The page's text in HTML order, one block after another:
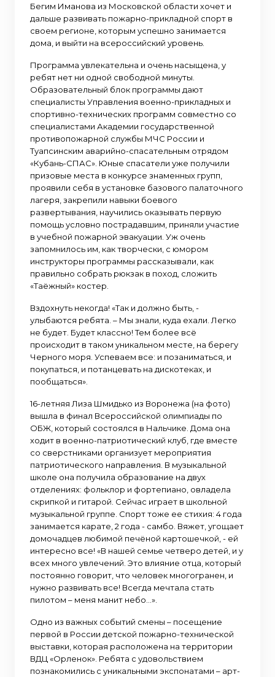
Бегим Иманова из Московской области хочет и
дальше развивать пожарно-прикладной спорт в
своем регионе, которым успешно занимается
дома, и выйти на всероссийский уровень.
Программа увлекательна и очень насыщена, у
ребят нет ни одной свободной минуты.
Образовательный блок программы дают
специалисты Управления военно-прикладных и
спортивно-технических программ совместно со
специалистами Академии государственной
противопожарной службы МЧС России и
Туапсинским аварийно-спасательным отрядом
«Кубань-СПАС». Юные спасатели уже получили
призовые места в конкурсе знаменных групп,
проявили себя в установке базового палаточного
лагеря, закрепили навыки боевого
развертывания, научились оказывать первую
помощь условно пострадавшим, приняли участие
в учебной пожарной эвакуации. Уж очень
запомнилось им, как творчески, с юмором
инструкторы программы рассказывали, как
правильно собрать рюкзак в поход, сложить
«Таёжный» костер.
Вздохнуть некогда! «Так и должно быть, -
улыбаются ребята. – Мы знали, куда ехали. Легко
не будет. Будет классно! Тем более всё
происходит в таком уникальном месте, на берегу
Черного моря. Успеваем все: и позаниматься, и
покупаться, и потанцевать на дискотеках, и
пообщаться».
16-летняя Лиза Шмидько из Воронежа (на фото)
вышла в финал Всероссийской олимпиады по
ОБЖ, который состоялся в Нальчике. Дома она
ходит в военно-патриотический клуб, где вместе
со сверстниками организует мероприятия
патриотического направления. В музыкальной
школе она получила образование на двух
отделениях: фольклор и фортепиано, овладела
скрипкой и гитарой. Сейчас играет в школьной
музыкальной группе. Спорт тоже ее стихия: 4 года
занимается карате, 2 года - самбо. Вяжет, угощает
домочадцев любимой печёной картошечкой, - ей
интересно все! «В нашей семье четверо детей, и у
всех много увлечений. Это влияние отца, который
постоянно говорит, что человек многогранен, и
нужно развивать все! Всегда мечтала стать
пилотом – меня манит небо…».
Одно из важных событий смены – посещение
первой в России детской пожарно-технической
выставки, которая расположена на территории
ВДЦ «Орленок». Ребята с удовольствием
познакомились с уникальными экспонатами – арт-